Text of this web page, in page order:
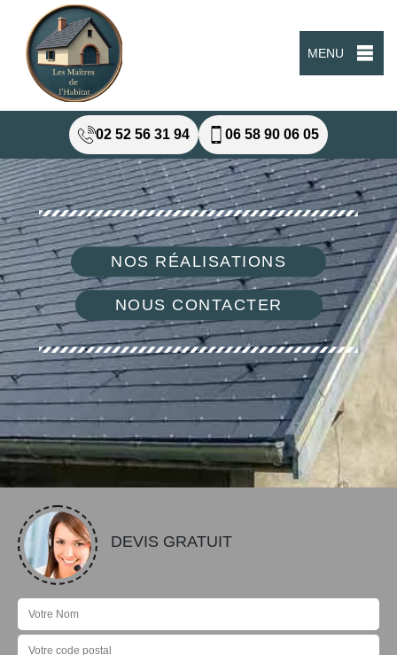
MENU
02 52 56 31 94 06 58 90 06 05
NOS RÉALISATIONS
NOUS CONTACTER
DEVIS GRATUIT